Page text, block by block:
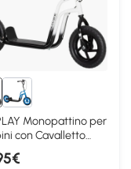
Monopattino per
con Cavalletto
e Nero